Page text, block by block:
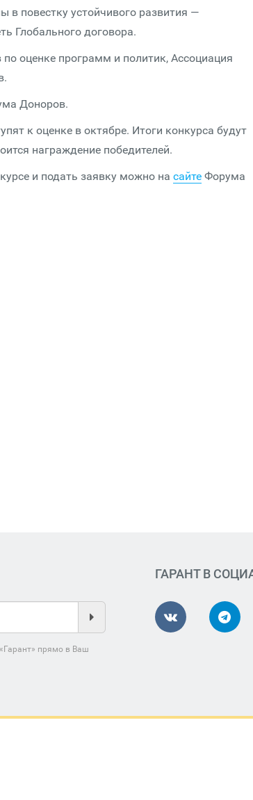
в повестку устойчивого развития —
Глобального договора.
оценке программ и политик, Ассоциация
Доноров.
к оценке в октябре. Итоги конкурса будут
награждение победителей.
и подать заявку можно на сайте Форума
прямо в Ваш
ГАРАНТ В